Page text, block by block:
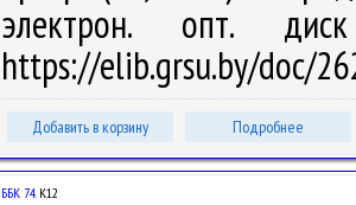
электрон. опт.
https://elib.grsu.by/doc/
Добавить в корзину Подробнее
ББК 74.К12